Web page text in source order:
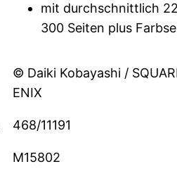
mit durchschnittlich
300 Seiten plus
© Daiki Kobayashi /
ENIX
468/11191
M15802